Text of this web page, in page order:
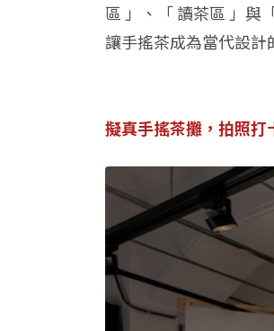
區 」、「 讀茶區 」與
讓手搖茶成為當代設計
擬真手搖茶攤，拍照打